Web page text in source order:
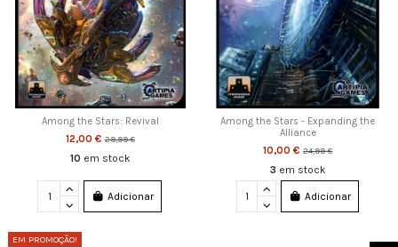
Among the Stars: Revival
12,00 €29,99 €
10 em stock
Adicionar
Among the Stars - Expanding the
Alliance
10,00 €24,99 €
3 em stock
Adicionar
EM PROMOÇÃO!